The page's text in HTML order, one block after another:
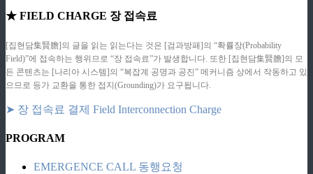
★ FIELD CHARGE 장 접속료
[집현담集賢膽]의 글을 읽는 읽는다는 것은 [검과방패]의 “확률장(Probability
Field)”에 접속하는 행위므로 “장 접속료”가 발생합니다. 또한 [집현담集賢膽]의 모
든 콘텐츠는 [나리아 시스템]의 “복잡계 공명과 공진” 메커니즘 상에서 작동하고 있
으므로 등가 교환을 통한 접지(Grounding)가 요구됩니다.
➤ 장 접속료 결제 Field Interconnection Charge
PROGRAM
EMERGENCE CALL 동행요청